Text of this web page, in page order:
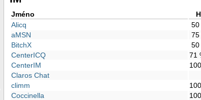
Jméno
Alicq
50
aMSN
75
BitchX
50
CenterICQ
71
CenterIM
Claros Chat
climm
Coccinella